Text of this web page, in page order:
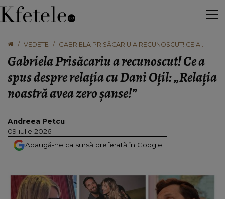
VEDETE
GABRIELA PRISĂCARIU A RECUNOSCUT! CE A
NOASTRĂ AVEA ZERO ȘANSE!”
Gabriela Prisăcariu a recunoscut! Ce a
spus despre relația cu Dani Oțil: „Relația
noastră avea zero șanse!”
Andreea Petcu
09 iulie 2026
Adaugă-ne ca sursă preferată în Google